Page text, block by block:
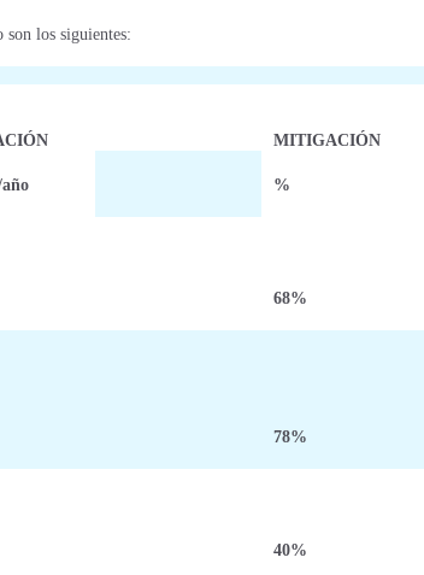
los siguientes:
MITIGACIÓN
%
68%
78%
40%